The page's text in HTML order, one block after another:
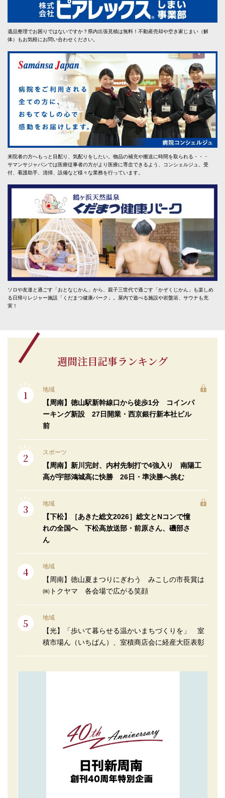
遺品整理でお困りではないですか？県内出張見積は無料！不動産売却や空き家じまい（解
体）もお気軽にお問い合わせください。
来院者の方へもっと目配り、気配りをしたい。物品の補充や搬送に時間を取られる・・・
サマンサジャパンでは医療従事者の方がより医療に専念できるよう、コンシェルジュ、受
付、看護助手、清掃、設備など様々な業務を行っています。
ソロや友達と過ごす「おとなじかん」から、親子三世代で過ごす「かぞくじかん」も楽しめ
る日帰りレジャー施設「くだまつ健康パーク」。屋内で遊べる施設や岩盤浴、サウナも充
実！
週間注目記事ランキング
地域
【周南】徳山駅新幹線口から徒歩1分 コインパ
ーキング新設 27日開業・西京銀行新本社ビル
前
スポーツ
【周南】新川完封、内村先制打で4強入り 南陽工
高が宇部鴻城高に快勝 26日・準決勝へ挑む
地域
【下松】［あきた総文2026］総文とNコンで憧
れの全国へ 下松高放送部・前原さん、磯部さ
ん
地域
【周南】徳山夏まつりにぎわう みこしの市長賞は
㈱トクヤマ 各会場で広がる笑顔
地域
【光】「歩いて暮らせる温かいまちづくりを」 室
積市場ん（いちばん）、室積商店会に経産大臣表彰